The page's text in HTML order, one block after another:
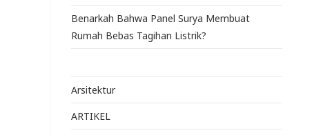
Benarkah Bahwa Panel Surya Membuat
Rumah Bebas Tagihan Listrik?
Arsitektur
ARTIKEL